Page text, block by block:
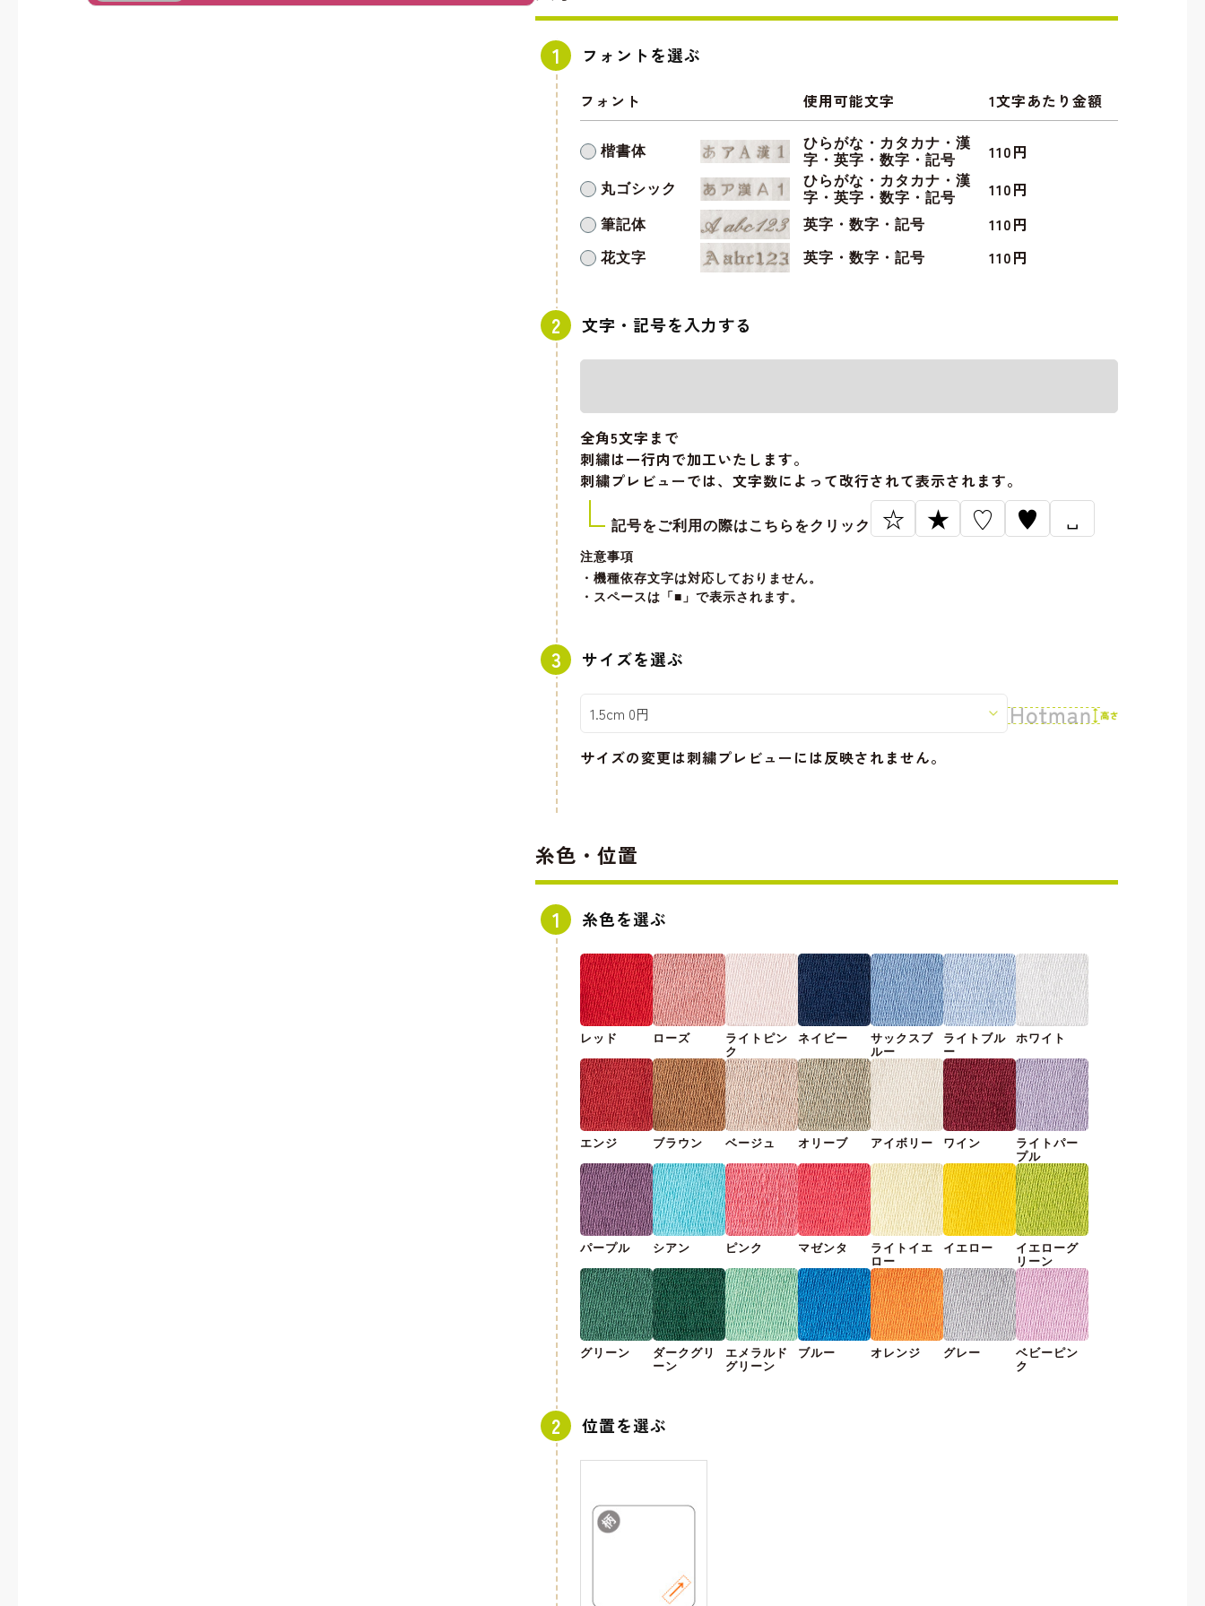
フォントを選ぶ
フォント 使用可能文字 1文字あたり金額
楷書体
ひらがな・カタカナ・漢
字・英字・数字・記号
110円
丸ゴシック
ひらがな・カタカナ・漢
字・英字・数字・記号
110円
筆記体 英字・数字・記号 110円
花文字 英字・数字・記号 110円
文字・記号を入力する
全角5文字 まで
刺繍は一行内で加工いたします。
刺繍プレビューでは、文字数によって改行されて表示されます。
記号をご利用の際はこちらをクリック ☆ ★ ♡ ♥ ␣
注意事項
・機種依存文字は対応しておりません。
・スペースは「■」で表示されます。
サイズを選ぶ
サイズの変更は刺繍プレビューには反映されません。
糸色・位置
糸色を選ぶ
レッド ローズ
ライトピン
ク
ネイビー
サックスブ
ルー
ライトブル
ー
ホワイト
エンジ ブラウン ベージュ オリーブ アイボリー ワイン
ライトパー
プル
パープル シアン ピンク マゼンタ
ライトイエ
ロー
イエロー
イエローグ
リーン
グリーン
ダークグリ
ーン
エメラルド
グリーン
ブルー オレンジ グレー
ベビーピン
ク
位置を選ぶ